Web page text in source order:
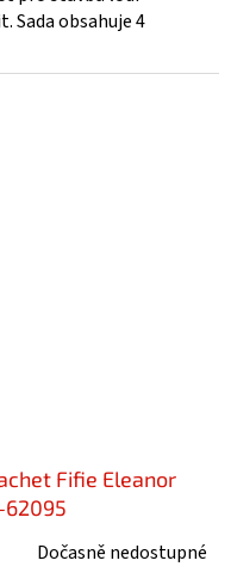
Sada obsahuje 4
Fifie Eleanor
62095
Dočasně nedostupné